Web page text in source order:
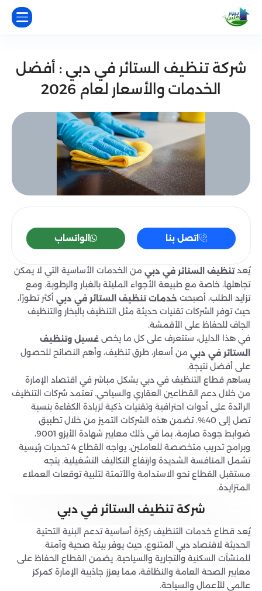
شركة تنظيف الستائر في دبي : أفضل
الخدمات والأسعار لعام 2026
اتصل بنا الواتساب
يُعدتنظيف الستائر في دبي من الخدمات الأساسية التي لا يمكن
تجاهلها، خاصة مع طبيعة الأجواء المليئة بالغبار والرطوبة. ومع
تزايد الطلب، أصبحت خدمات تنظيف الستائر في دبي أكثر تطورًا،
حيث توفر الشركات تقنيات حديثة مثل التنظيف بالبخار والتنظيف
الجاف للحفاظ على الأقمشة.
في هذا الدليل، ستتعرف على كل ما يخص غسيل وتنظيف
الستائر في دبي من أسعار، طرق تنظيف، وأهم النصائح للحصول
على أفضل نتيجة.
يساهم قطاع التنظيف في دبي بشكل مباشر في اقتصاد الإمارة
من خلال دعم القطاعين العقاري والسياحي. تعتمد شركات التنظيف
الرائدة على أدوات احترافية وتقنيات ذكية لزيادة الكفاءة بنسبة
تصل إلى 40%. تضمن هذه الشركات التميز من خلال تطبيق
ضوابط جودة صارمة، بما في ذلك معايير شهادة الأيزو 9001،
وبرامج تدريب متخصصة للعاملين. يواجه القطاع 4 تحديات رئيسية
تشمل المنافسة الشديدة وارتفاع التكاليف التشغيلية. يتجه
مستقبل القطاع نحو الاستدامة والأتمتة لتلبية توقعات العملاء
المتزايدة.
شركة تنظيف الستائر في دبي
يُعد قطاع خدمات التنظيف ركيزة أساسية تدعم البنية التحتية
الحديثة لاقتصاد دبي المتنوع، حيث يوفر بيئة صحية وآمنة
للمنشآت السكنية والتجارية والسياحية. يضمن القطاع الحفاظ على
معايير الصحة العامة والنظافة، مما يعزز جاذبية الإمارة كمركز
عالمي للأعمال والسياحة.